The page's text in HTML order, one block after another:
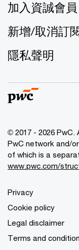
加入資誠會員
新增/取消訂
隱私聲明
© 2017 - 2026
PwC network and/
of which is a
www.pwc.com/
Privacy
Cookie policy
Legal disclaimer
Terms and